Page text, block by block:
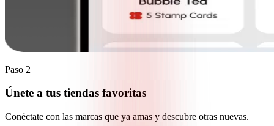
Paso 2
Únete a tus tiendas favoritas
Conéctate con las marcas que ya amas y descubre otras nuevas.